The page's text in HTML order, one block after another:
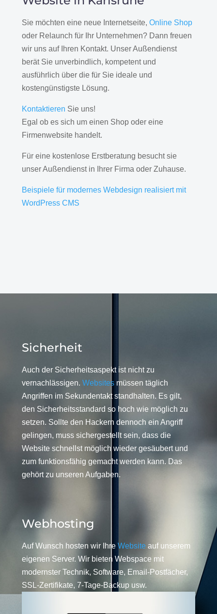
Sie möchten eine neue Internetseite, Online Shop
oder Relaunch für Ihr Unternehmen? Dann freuen
wir uns auf Ihren Kontakt. Unser Außendienst
berät Sie unverbindlich, kompetent und
ausführlich über die für Sie ideale und
kostengünstigste Lösung.
Kontaktieren Sie uns!
Egal ob es sich um einen Shop oder eine
Firmenwebsite handelt.
Für eine kostenlose Erstberatung besucht sie
unser Außendienst in Ihrer Firma oder Zuhause.
Beispiele für modernes Webdesign realisiert mit
WordPress CMS
Sicherheit
Auch der Sicherheitsaspekt ist nicht zu
vernachlässigen. Websitesmüssen täglich
Angriffen im Sekundentakt standhalten. Es gilt,
den Sicherheitsstandard so hoch wie möglich zu
setzen. Sollte den Hackern dennoch ein Angriff
gelingen, muss sichergestellt sein, dass die
Website schnellst möglich wieder gesäubert und
zum funktionsfähig gemacht werden kann. Das
gehört zu unseren Aufgaben.
Webhosting
Auf Wunsch hosten wir Ihre Website auf unserem
eigenen Server. Wir bieten Webspace mit
modernster Technik, Software, Email-Postfächer,
SSL-Zertifikate, 7-Tage-Backup usw.